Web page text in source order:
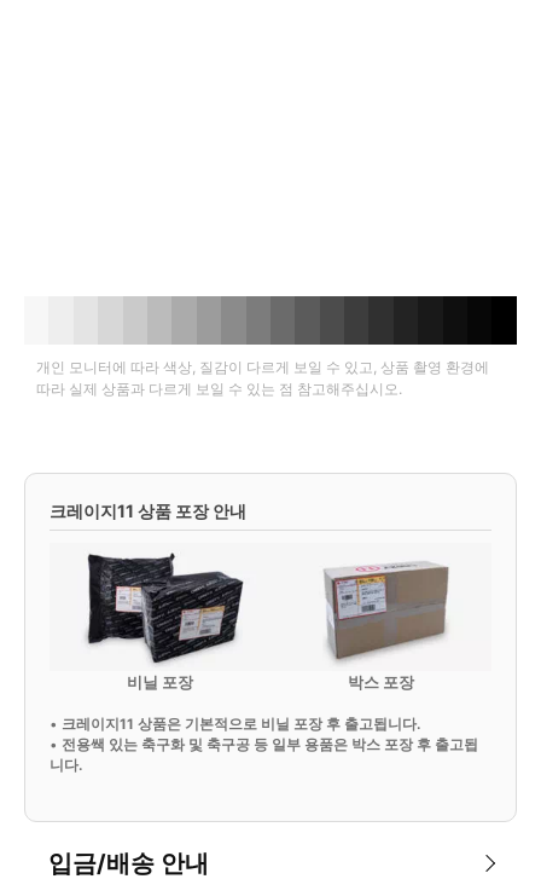
개인 모니터에 따라 색상, 질감이 다르게 보일 수 있고, 상품 촬영 환경에
따라 실제 상품과 다르게 보일 수 있는 점 참고해주십시오.
크레이지11 상품 포장 안내
비닐 포장 박스 포장
• 크레이지11 상품은 기본적으로 비닐 포장 후 출고됩니다.
• 전용쌕 있는 축구화 및 축구공 등 일부 용품은 박스 포장 후 출고됩
니다.
입금/배송 안내